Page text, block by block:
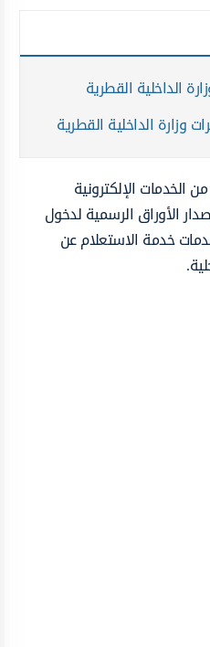
الداخلية ‏القطرية
وزارة الداخلية ‏القطرية
الخدمات الإلكترونية
الأوراق الرسمية لدخول
خدمة الاستعلام عن